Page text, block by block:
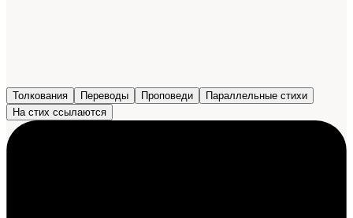
Толкования Переводы Проповеди
Параллельные стихи
На стих ссылаются